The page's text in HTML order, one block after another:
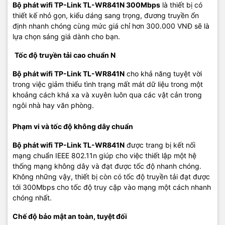
Bộ phát wifi TP-Link TL-WR841N 300Mbps là thiết bị có
thiết kế nhỏ gọn, kiểu dáng sang trọng, đương truyền ổn
định nhanh chóng cùng mức giá chỉ hơn 300.000 VNĐ sẽ là
lựa chọn sáng giá dành cho bạn.
Tốc độ truyền tải cao chuẩn N
Bộ phát wifi TP-Link TL-WR841N cho khả năng tuyệt vời
trong việc giảm thiểu tình trạng mất mát dữ liệu trong một
khoảng cách khá xa và xuyên luôn qua các vật cản trong
ngôi nhà hay văn phòng.
Phạm vi và tốc độ không dây chuẩn
Bộ phát wifi TP-Link TL-WR841N được trang bị kết nối
mạng chuẩn IEEE 802.11n giúp cho việc thiết lập một hệ
thống mạng không dây và đạt được tốc độ nhanh chóng.
Không những vậy, thiết bị còn có tốc độ truyền tải đạt được
tới 300Mbps cho tốc độ truy cập vào mạng một cách nhanh
chóng nhất.
Chế độ bảo mật an toàn, tuyệt đối